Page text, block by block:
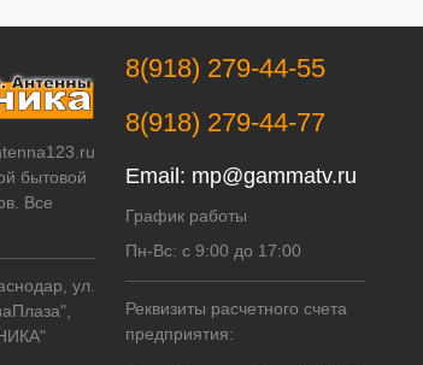
бытовой
Все
ул.
8(918) 279-44-55
8(918) 279-44-77
Email: mp@gammatv.ru
График работы
Пн-Вс: с 9:00 до 17:00
Реквизиты расчетного счета
предприятия: